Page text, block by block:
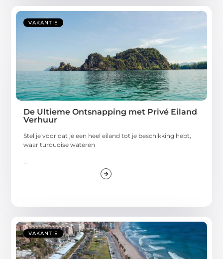
VAKANTIE
De Ultieme Ontsnapping met Privé Eiland
Verhuur
Stel je voor dat je een heel eiland tot je beschikking hebt,
waar turquoise wateren
VAKANTIE